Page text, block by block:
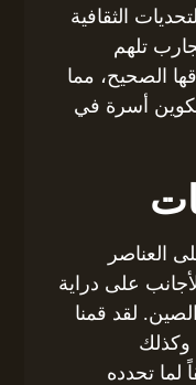
الثقافية
تلهم
الصحيح، مما
أسرة في
العناصر
على دراية
لقد قمنا
وكذلك
لما تحدده